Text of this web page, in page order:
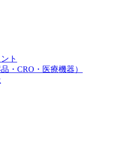
ト
・CRO・医療機器）